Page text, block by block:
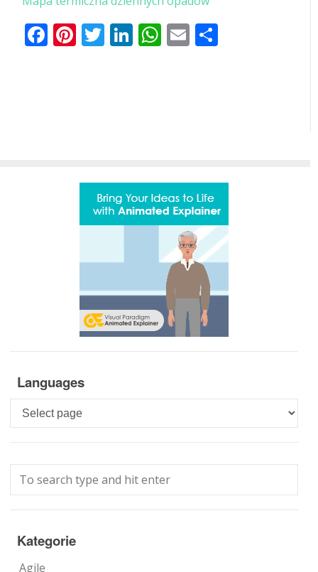
Facebook
Pinterest
Twitter
LinkedIn
WhatsApp
Email
Languages
Languages
Kategorie
Agile